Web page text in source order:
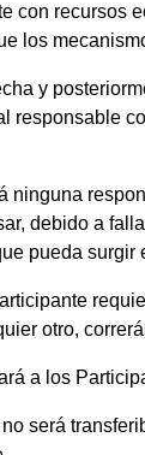
con recursos
los
y
responsable
ninguna
debido a
pueda
otro,
a los
será